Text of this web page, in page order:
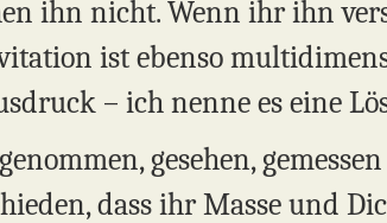
ihn nicht. Wenn ihr ihn
ist ebenso
– ich nenne es eine
gesehen,
dass ihr Masse und